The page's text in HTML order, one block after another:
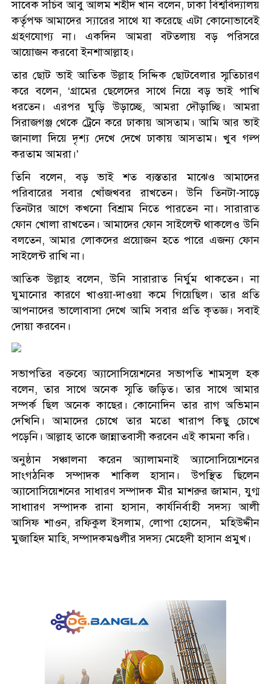
সাবেক সচিব আবু আলম শহীদ খান বলেন, ঢাকা বিশ্ববিদ্যালয়
কর্তৃপক্ষ আমাদের স্যারের সাথে যা করেছে এটা কোনোভাবেই
গ্রহণযোগ্য না। একদিন আমরা বটতলায় বড় পরিসরে
আয়োজন করবো ইনশাআল্লাহ।
তার ছোট ভাই আতিক উল্লাহ সিদ্দিক ছোটবেলার স্মৃতিচারণ
করে বলেন, ‘গ্রামের ছেলেদের সাথে নিয়ে বড় ভাই পাখি
ধরতেন। এরপর ঘুড়ি উড়াচ্ছে, আমরা দৌড়াচ্ছি। আমরা
সিরাজগঞ্জ থেকে ট্রেনে করে ঢাকায় আসতাম। আমি আর ভাই
জানালা দিয়ে দৃশ্য দেখে দেখে ঢাকায় আসতাম। খুব গল্প
করতাম আমরা।’
তিনি বলেন, বড় ভাই শত ব্যস্ততার মাঝেও আমাদের
পরিবারের সবার খোঁজখবর রাখতেন। উনি তিনটা-সাড়ে
তিনটার আগে কখনো বিশ্রাম নিতে পারতেন না। সারারাত
ফোন খোলা রাখতেন। আমাদের ফোন সাইলেন্ট থাকলেও উনি
বলতেন, আমার লোকদের প্রয়োজন হতে পারে এজন্য ফোন
সাইলেন্ট রাখি না।
আতিক উল্লাহ বলেন, উনি সারারাত নির্ঘুম থাকতেন। না
ঘুমানোর কারণে খাওয়া-দাওয়া কমে গিয়েছিল। তার প্রতি
আপনাদের ভালোবাসা দেখে আমি সবার প্রতি কৃতজ্ঞ। সবাই
দোয়া করবেন।
সভাপতির বক্তব্যে অ্যাসোসিয়েশনের সভাপতি শামসুল হক
বলেন, তার সাথে অনেক স্মৃতি জড়িত। তার সাথে আমার
সম্পর্ক ছিল অনেক কাছের। কোনোদিন তার রাগ অভিমান
দেখিনি। আমাদের চোখে তার মতো খারাপ কিছু চোখে
পড়েনি। আল্লাহ তাকে জান্নাতবাসী করবেন এই কামনা করি।
অনুষ্ঠান সঞ্চালনা করেন অ্যালামনাই অ্যাসোসিয়েশনের
সাংগঠনিক সম্পাদক শাকিল হাসান। উপস্থিত ছিলেন
অ্যাসোসিয়েশনের সাধারণ সম্পাদক মীর মাশরুর জামান, যুগ্ম
সাধাারণ সম্পাদক রানা হাসান, কার্যনির্বাহী সদস্য আলী
আসিফ শাওন, রফিকুল ইসলাম, লোপা হোসেন, মহিউদ্দীন
মুজাহিদ মাহি, সম্পাদকমণ্ডলীর সদস্য মেহেদী হাসান প্রমুখ।